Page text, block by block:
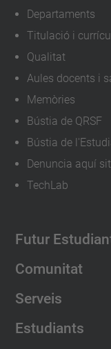
Departaments
Titulació i
Qualitat
Aules docents i
Memòries
Bústia de QRSF
Bústia de
Denuncia aquí
TechLab
Futur
Comunitat
Serveis
Estudiants